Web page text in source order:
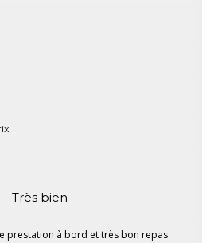
Très bien
prestation à bord et très bon repas.